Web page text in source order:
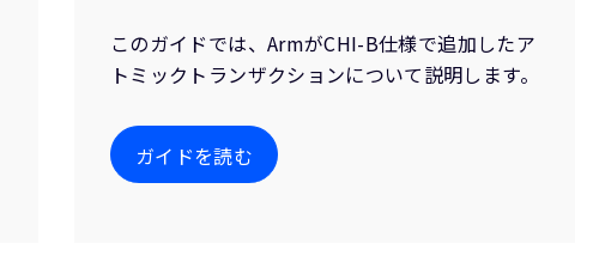
このガイドでは、ArmがCHI-B仕様で追加したア
トミックトランザクションについて説明します。
ガイドを読む